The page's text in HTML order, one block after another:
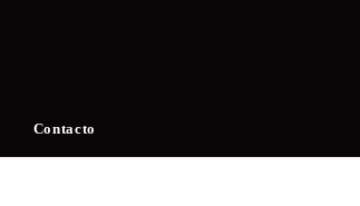
to
content
Contacto